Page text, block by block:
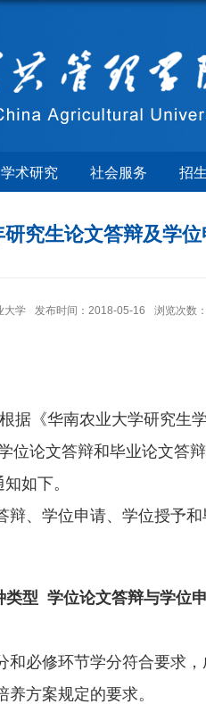
学术研究 社会服务 招
究生论文答辩及学
大学 发布时间：2018-05-16 浏览次数：
据《华南农业大学研究生
论文答辩和毕业论文答
如下。
、学位申请、学位授予
类型 学位论文答辩与学位
必修环节学分符合要求
方案规定的要求。